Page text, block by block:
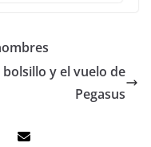
y el vuelo de
Pegasus